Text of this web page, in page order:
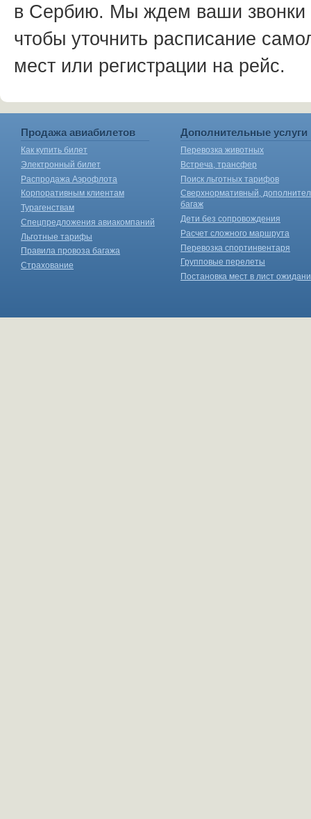
в Сербию. Мы ждем ваши звонки
чтобы уточнить расписание
мест или регистрации на рейс.
Продажа авиабилетов
Как купить билет
Электронный билет
Распродажа Аэрофлота
Корпоративным клиентам
Турагенствам
Спецпредложения авиакомпаний
Льготные тарифы
Правила провоза багажа
Страхование
Дополнительные услуги
Перевозка животных
Встреча, трансфер
Поиск льготных тарифов
Сверхнормативный,
багаж
Дети без сопровождения
Расчет сложного маршрута
Перевозка спортинвентаря
Групповые перелеты
Постановка мест в лист